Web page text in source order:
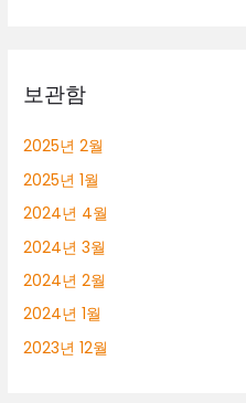
보관함
2025년 2월
2025년 1월
2024년 4월
2024년 3월
2024년 2월
2024년 1월
2023년 12월